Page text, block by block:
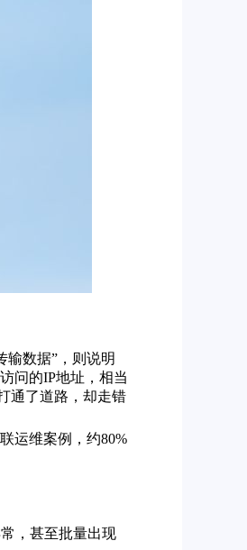
输数据”，则说明
问的IP地址，相当
通了道路，却走错
运维案例，约80%
，甚至批量出现